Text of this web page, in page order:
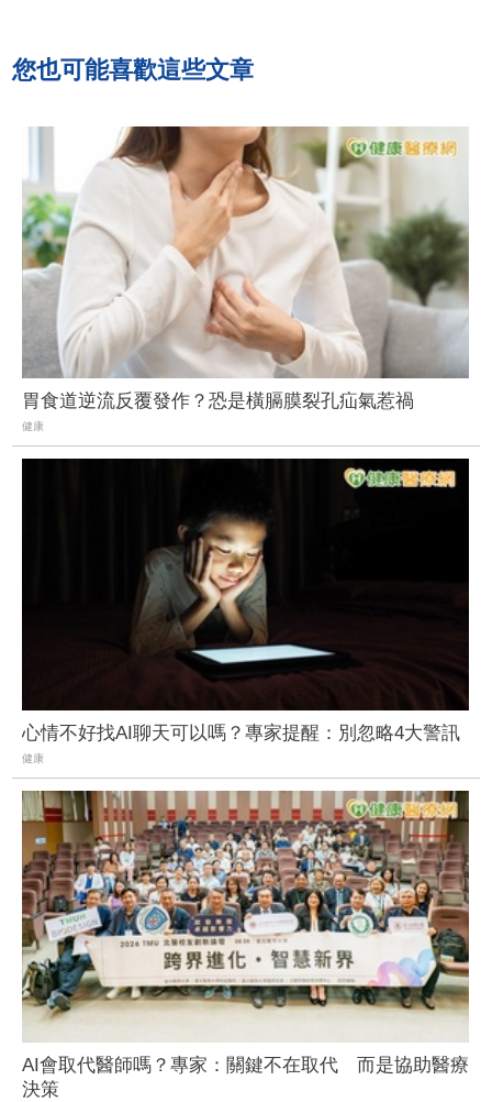
您也可能喜歡這些文章
胃食道逆流反覆發作？恐是橫膈膜裂孔疝氣惹禍
健康
心情不好找AI聊天可以嗎？專家提醒：別忽略4大警訊
健康
AI會取代醫師嗎？專家：關鍵不在取代 而是協助醫療
決策